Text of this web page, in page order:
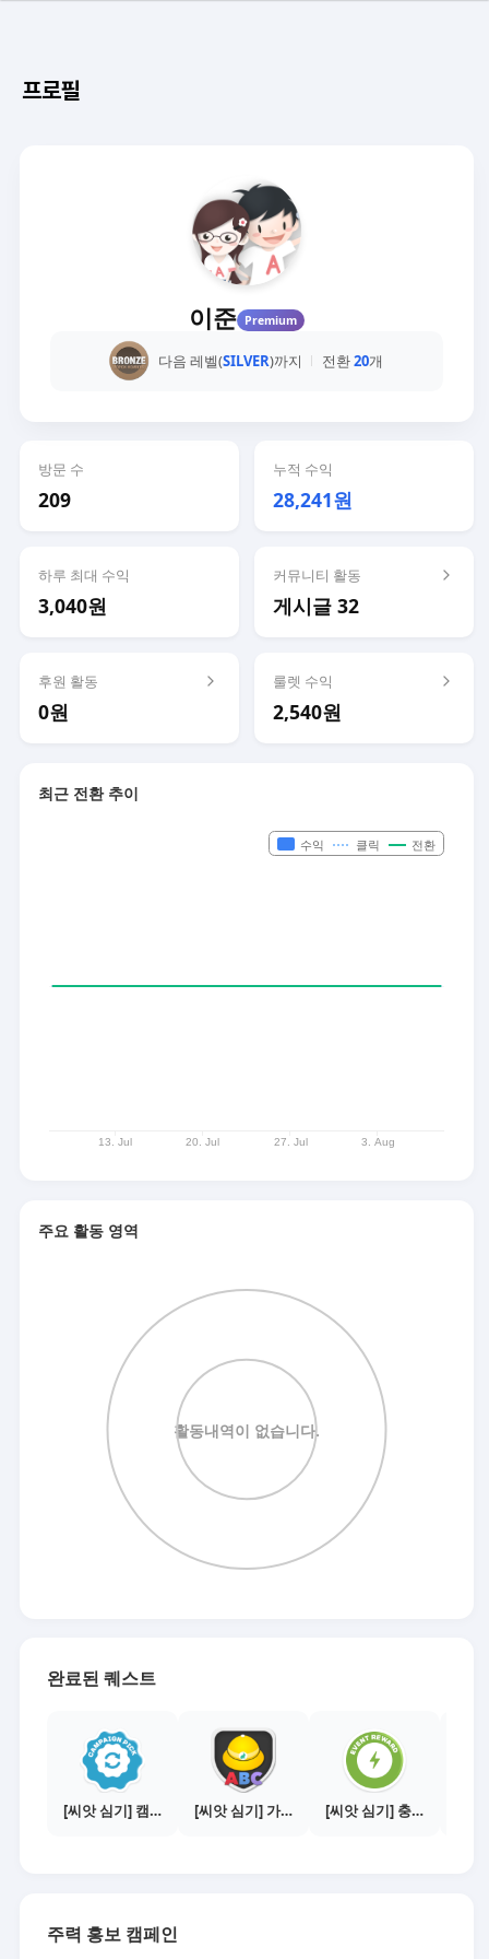
프로필
이준 Premium
다음 레벨(SILVER)까지 전환20개
방문 수
209
누적 수익
28,241원
하루 최대 수익
3,040원
커뮤니티 활동
게시글 32
후원 활동
0원
룰렛 수익
2,540원
최근 전환 추이
주요 활동 영역
완료된 퀘스트
[씨앗 심기] 캠페인 전환하기 [씨앗 심기] 가이드보기 - 매체별 활동 가이드 [씨앗 심기] 충전소에서 이벤트 1건 이상 참여하기
주력 홍보 캠페인